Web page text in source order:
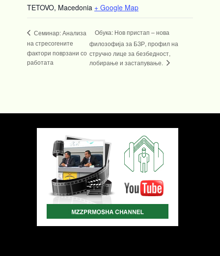
TETOVO, Macedonia + Google Map
Семинар: Анализа
на стресогените
фактори поврзани со
работата
Обука: Нов пристап – нова
филозофија за БЗР, профил на
стручно лице за безбедност,
лобирање и застапување.